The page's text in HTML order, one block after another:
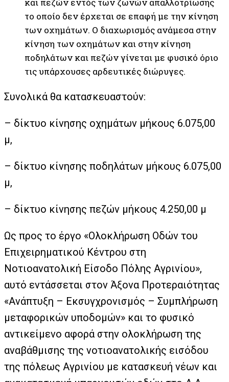
το οποίο δεν έρχεται σε επαφή με την κίνηση
των οχημάτων. Ο διαχωρισμός ανάμεσα στην
κίνηση των οχημάτων και στην κίνηση
ποδηλάτων και πεζών γίνεται με φυσικό όριο
τις υπάρχουσες αρδευτικές διώρυγες.
Συνολικά θα κατασκευαστούν:
– δίκτυο κίνησης οχημάτων μήκους 6.075,00
μ,
– δίκτυο κίνησης ποδηλάτων μήκους 6.075,00
μ,
– δίκτυο κίνησης πεζών μήκους 4.250,00 μ
Ως προς το έργο «Ολοκλήρωση Οδών του
Επιχειρηματικού Κέντρου στη
Νοτιοανατολική Είσοδο Πόλης Αγρινίου»,
αυτό εντάσσεται στον Άξονα Προτεραιότητας
«Ανάπτυξη – Εκσυγχρονισμός – Συμπλήρωση
μεταφορικών υποδομών» και το φυσικό
αντικείμενο αφορά στην ολοκλήρωση της
αναβάθμισης της νοτιοανατολικής εισόδου
της πόλεως Αγρινίου με κατασκευή νέων και